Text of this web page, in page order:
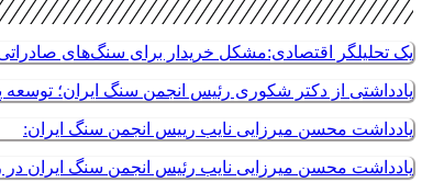
یک تحلیلگر اقتصادی:مشکل خریدار برای سنگ‌های صادراتی
یادداشتی از دکتر شکوری رئیس انجمن سنگ ایران؛ توسعه
یادداشت محسن میرزایی نایب رییس انجمن سنگ ایران:
یادداشت محسن میرزایی نایب رئیس انجمن سنگ ایران